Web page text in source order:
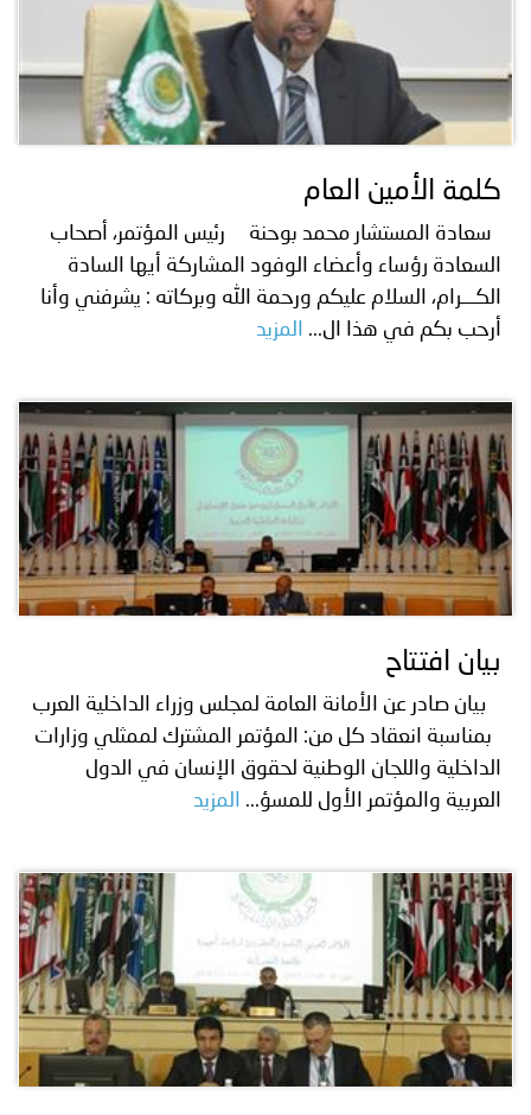
كلمة الأمين العام
سعادة المستشار محمد بوحنة رئيس المؤتمر، أصحاب
السعادة رؤساء وأعضاء الوفود المشاركة أيها السادة
الكـــرام، السلام عليكم ورحمة الله وبركاته : يشرفني وأنا
أرحب بكم في هذا ال...
المزيد
بيان افتتاح
بيان صادر عن الأمانة العامة لمجلس وزراء الداخلية العرب
بمناسبة انعقاد كل من: المؤتمر المشترك لممثلي وزارات
الداخلية واللجان الوطنية لحقوق الإنسان في الدول
العربية والمؤتمر الأول للمسؤ...
المزيد